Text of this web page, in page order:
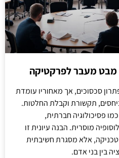
– מבט מעבר לפרקטיקה
סכסוכים, אך מאחוריו עומדת
תקשורת וקבלת החלטות.
פסיכולוגיה חברתית,
מוסרית. הבנה עיונית זו
אלא מסגרת חשיבתית
בין בני אדם.